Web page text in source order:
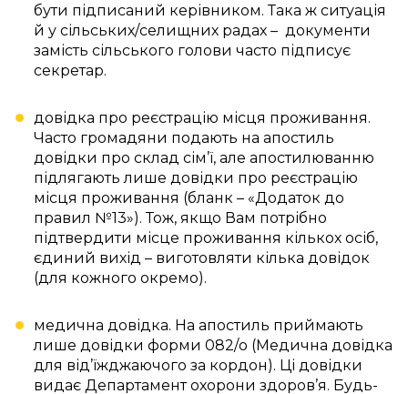
бути підписаний керівником. Така ж ситуація
й у сільських/селищних радах – документи
замість сільського голови часто підписує
секретар.
довідка про реєстрацію місця проживання.
Часто громадяни подають на апостиль
довідки про склад сім’ї, але апостилюванню
підлягають лише довідки про реєстрацію
місця проживання (бланк – «Додаток до
правил №13»). Тож, якщо Вам потрібно
підтвердити місце проживання кількох осіб,
єдиний вихід – виготовляти кілька довідок
(для кожного окремо).
медична довідка. На апостиль приймають
лише довідки форми 082/о (Медична довідка
для від’їжджаючого за кордон). Ці довідки
видає Департамент охорони здоров’я. Будь-